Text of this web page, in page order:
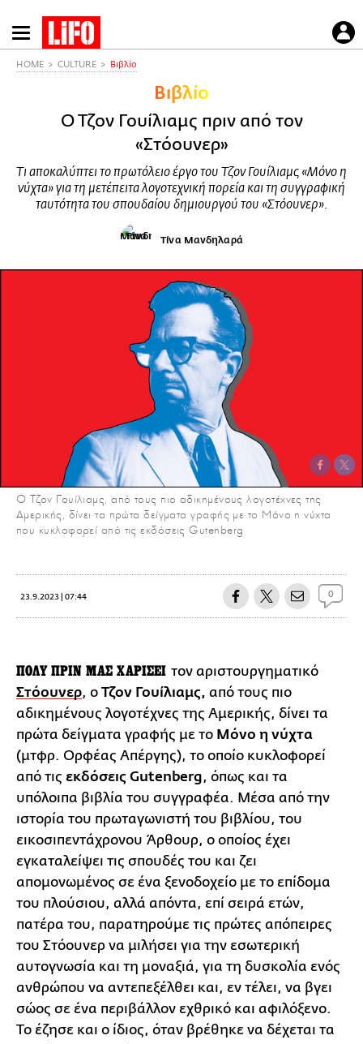
Παράκαμψη
προς
HOME CULTURE Βιβλίο
Βιβλίο
Ο Τζον Γουίλιαμς πριν από τον
«Στόουνερ»
Τι αποκαλύπτει το πρωτόλειο έργο του Τζον Γουίλιαμς «Μόνο η
νύχτα» για τη μετέπειτα λογοτεχνική πορεία και τη συγγραφική
ταυτότητα του σπουδαίου δημιουργού του «Στόουνερ».
Τίνα Μανδηλαρά
O Τζον Γουίλιαμς, από τους πιο αδικημένους λογοτέχνες της
Αμερικής, δίνει τα πρώτα δείγματα γραφής με το Μόνο η νύχτα
που κυκλοφορεί από τις εκδόσεις Gutenberg
23.9.2023 | 07:44 0
ΠΟΛΥ ΠΡΙΝ ΜΑΣ ΧΑΡΙΣΕΙ τον αριστουργηματικό
Στόουνερ, ο Τζον Γουίλιαμς, από τους πιο
αδικημένους λογοτέχνες της Αμερικής, δίνει τα
πρώτα δείγματα γραφής με το Μόνο η νύχτα
(μτφρ. Ορφέας Απέργης), το οποίο κυκλοφορεί
από τις εκδόσεις Gutenberg, όπως και τα
υπόλοιπα βιβλία του συγγραφέα. Μέσα από την
ιστορία του πρωταγωνιστή του βιβλίου, του
εικοσιπεντάχρονου Άρθουρ, ο οποίος έχει
εγκαταλείψει τις σπουδές του και ζει
απομονωμένος σε ένα ξενοδοχείο με το επίδομα
του πλούσιου, αλλά απόντα, επί σειρά ετών,
πατέρα του, παρατηρούμε τις πρώτες απόπειρες
του Στόουνερ να μιλήσει για την εσωτερική
αυτογνωσία και τη μοναξιά, για τη δυσκολία ενός
ανθρώπου να αντεπεξέλθει και, εν τέλει, να βγει
σώος σε ένα περιβάλλον εχθρικό και αφιλόξενο.
Το έζησε και ο ίδιος, όταν βρέθηκε να δέχεται τα